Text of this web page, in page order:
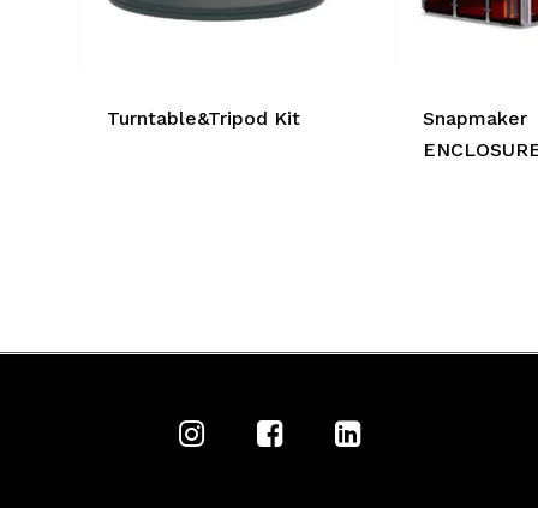
Turntable&Tripod Kit
Snapmaker